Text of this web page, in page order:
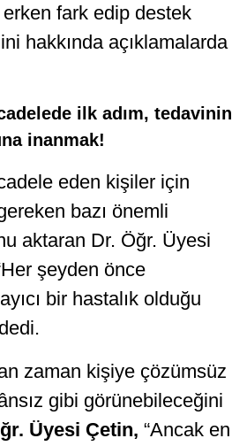
fark edip destek
hakkında açıklamalarda
ilk adım, tedavinin
inanmak!
eden kişiler için
bazı önemli
aktaran Dr. Öğr. Üyesi
şeyden önce
bir hastalık olduğu
zaman kişiye çözümsüz
gibi görünebileceğini
Üyesi Çetin, “Ancak en